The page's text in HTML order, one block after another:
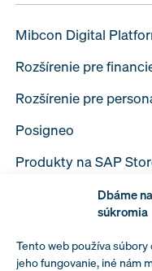
Dbáme
súkromia
Tento web používa
jeho fungovanie, iné nám
Mibcon Digital
Rozšírenie pre
Rozšírenie pre
Posigneo
Produkty na SAP
Spracovanie